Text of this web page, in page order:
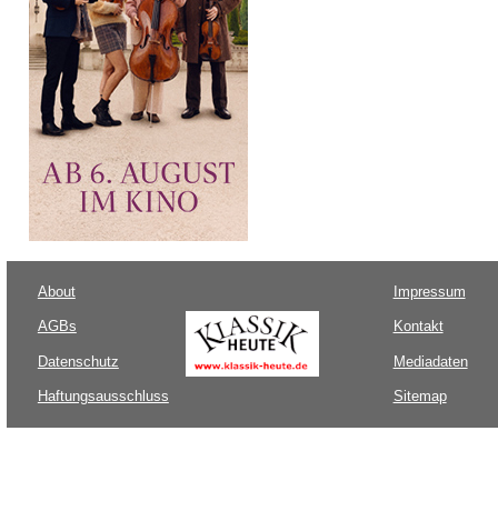
About
AGBs
Datenschutz
Haftungsausschluss
Impressum
Kontakt
Mediadaten
Sitemap